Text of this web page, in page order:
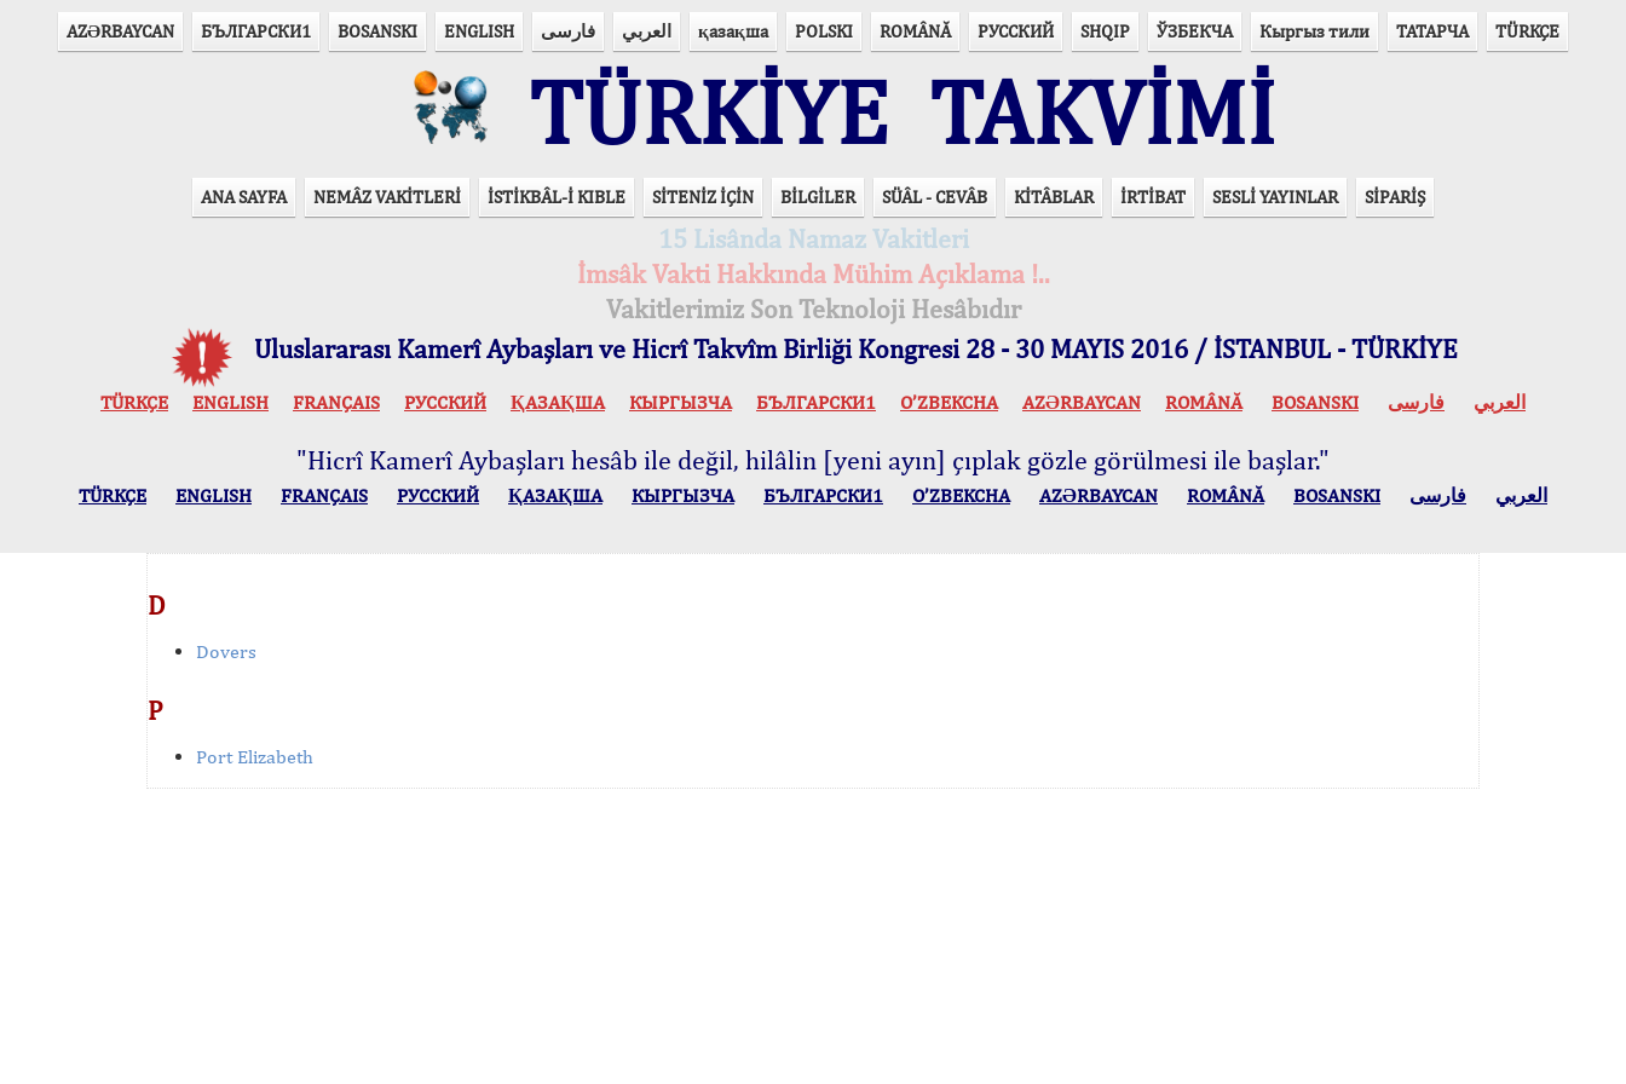
AZӘRBAYCAN БЪЛГАРСКИ1 BOSANSKI ENGLISH فارسی العربي қазақша POLSKI ROMÂNĂ РУССКИЙ SHQIP ЎЗБЕКЧА Кыргыз тили ТАТАРЧА TÜRKÇE
TÜRKİYE TAKVİMİ
ANA SAYFA NEMÂZ VAKİTLERİ İSTİKBÂL-İ KIBLE SİTENİZ İÇİN BİLGİLER SÜÂL - CEVÂB KİTÂBLAR İRTİBAT SESLİ YAYINLAR SİPARİŞ
15 Lisânda Namaz Vakitleri
İmsâk Vakti Hakkında Mühim Açıklama !..
Vakitlerimiz Son Teknoloji Hesâbıdır
Uluslararası Kamerî Aybaşları ve Hicrî Takvîm Birliği Kongresi 28 - 30 MAYIS 2016 / İSTANBUL - TÜRKİYE
TÜRKÇE ENGLISH FRANÇAIS РУССКИЙ ҚАЗАҚША КЫPГЫЗЧA БЪЛГАРСКИ1 O’ZBEKCHA AZӘRBAYCAN ROMÂNĂ BOSANSKI العربي فارسی
"Hicrî Kamerî Aybaşları hesâb ile değil, hilâlin [yeni ayın] çıplak gözle görülmesi ile başlar."
TÜRKÇE ENGLISH FRANÇAIS РУССКИЙ ҚАЗАҚША КЫPГЫЗЧA БЪЛГАРСКИ1 O’ZBEKCHA AZӘRBAYCAN ROMÂNĂ BOSANSKI العربي فارسی
D
Dovers
P
Port Elizabeth